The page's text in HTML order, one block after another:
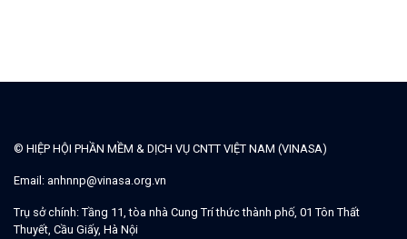
© HIỆP HỘI PHẦN MỀM & DỊCH VỤ CNTT VIỆT NAM (VINASA)
Email: anhnnp@vinasa.org.vn
Trụ sở chính: Tầng 11, tòa nhà Cung Trí thức thành phố, 01 Tôn Thất
Thuyết, Cầu Giấy, Hà Nội